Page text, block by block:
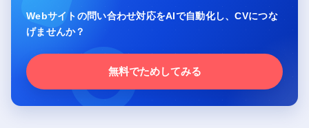
Webサイトの問い合わせ対応をAIで自動化し、CVにつな
げませんか？
無料でためしてみる